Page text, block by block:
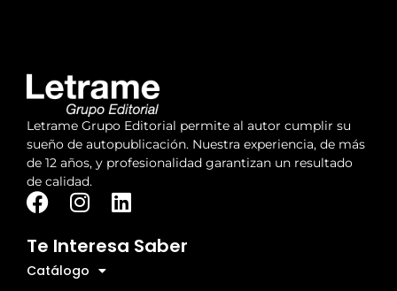
Letrame Grupo Editorial permite al autor cumplir su
sueño de autopublicación. Nuestra experiencia, de más
de 12 años, y profesionalidad garantizan un resultado
de calidad.
Te Interesa Saber
Catálogo